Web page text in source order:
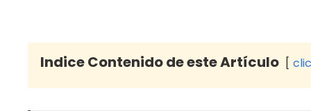
Indice Contenido de este Artículo